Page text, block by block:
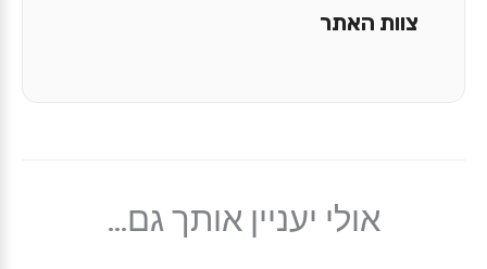
צוות האתר
אולי יעניין אותך גם...